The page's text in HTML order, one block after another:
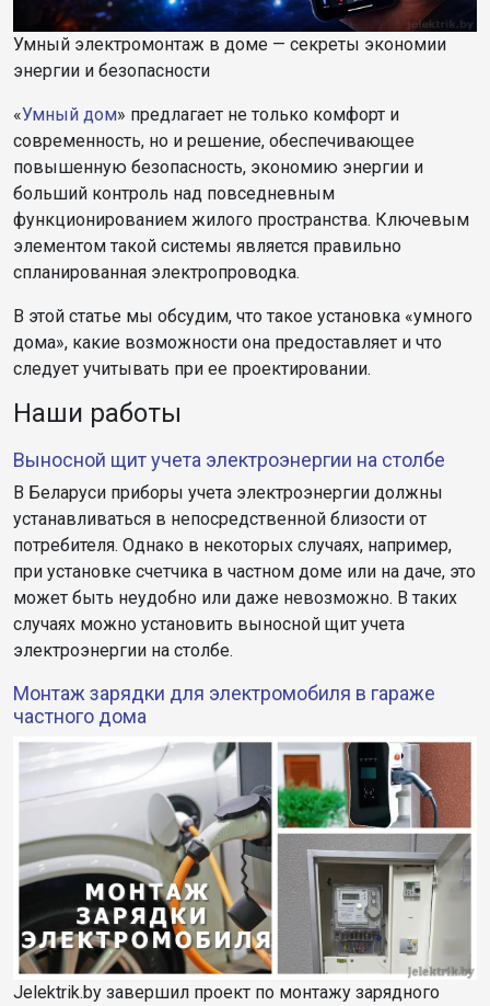
Умный электромонтаж в доме — секреты экономии
энергии и безопасности
«Умный дом» предлагает не только комфорт и
современность, но и решение, обеспечивающее
повышенную безопасность, экономию энергии и
больший контроль над повседневным
функционированием жилого пространства. Ключевым
элементом такой системы является правильно
спланированная электропроводка.
В этой статье мы обсудим, что такое установка «умного
дома», какие возможности она предоставляет и что
следует учитывать при ее проектировании.
Наши работы
Выносной щит учета электроэнергии на столбе
В Беларуси приборы учета электроэнергии должны
устанавливаться в непосредственной близости от
потребителя. Однако в некоторых случаях, например,
при установке счетчика в частном доме или на даче, это
может быть неудобно или даже невозможно. В таких
случаях можно установить выносной щит учета
электроэнергии на столбе.
Монтаж зарядки для электромобиля в гараже
частного дома
Jelektrik.by завершил проект по монтажу зарядного